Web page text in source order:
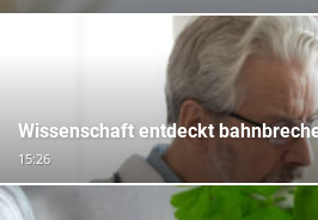
Wissenschaft entdeckt
15:26